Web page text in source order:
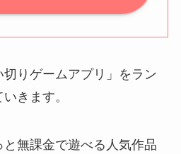
りゲームアプリ」をラン
きます。
無課金で遊べる人気作品